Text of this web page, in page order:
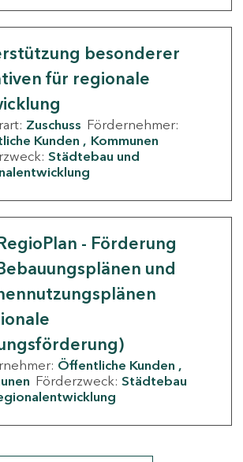
besonderer
für regionale
Zuschuss Fördernehmer:
Kunden
Kommunen
Städtebau und
- Förderung
und
Öffentliche Kunden
Förderzweck: Städtebau